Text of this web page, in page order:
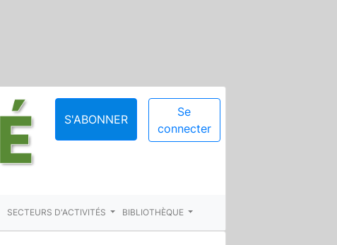
S'ABONNER
Se
connecter
SECTEURS D'ACTIVITÉS BIBLIOTHÈQUE